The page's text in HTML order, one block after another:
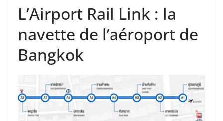
L’Airport Rail Link : la
navette de l’aéroport de
Bangkok